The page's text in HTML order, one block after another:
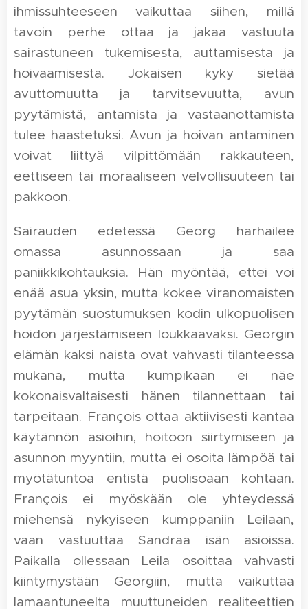
ihmissuhteeseen vaikuttaa siihen, millä
tavoin perhe ottaa ja jakaa vastuuta
sairastuneen tukemisesta, auttamisesta ja
hoivaamisesta. Jokaisen kyky sietää
avuttomuutta ja tarvitsevuutta, avun
pyytämistä, antamista ja vastaanottamista
tulee haastetuksi. Avun ja hoivan antaminen
voivat liittyä vilpittömään rakkauteen,
eettiseen tai moraaliseen velvollisuuteen tai
pakkoon.
Sairauden edetessä Georg harhailee
omassa asunnossaan ja saa
paniikkikohtauksia. Hän myöntää, ettei voi
enää asua yksin, mutta kokee viranomaisten
pyytämän suostumuksen kodin ulkopuolisen
hoidon järjestämiseen loukkaavaksi. Georgin
elämän kaksi naista ovat vahvasti tilanteessa
mukana, mutta kumpikaan ei näe
kokonaisvaltaisesti hänen tilannettaan tai
tarpeitaan. François ottaa aktiivisesti kantaa
käytännön asioihin, hoitoon siirtymiseen ja
asunnon myyntiin, mutta ei osoita lämpöä tai
myötätuntoa entistä puolisoaan kohtaan.
François ei myöskään ole yhteydessä
miehensä nykyiseen kumppaniin Leilaan,
vaan vastuuttaa Sandraa isän asioissa.
Paikalla ollessaan Leila osoittaa vahvasti
kiintymystään Georgiin, mutta vaikuttaa
lamaantuneelta muuttuneiden realiteettien